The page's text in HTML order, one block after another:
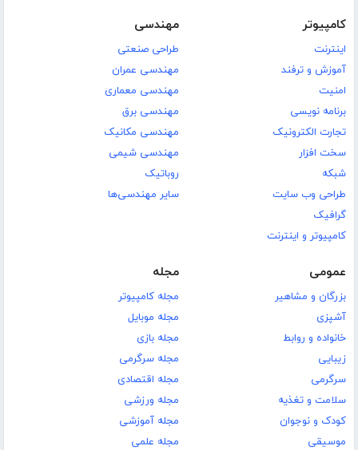
کامپیوتر
اینترنت
آموزش و ترفند
امنیت
برنامه نویسی
تجارت الکترونیک
سخت افزار
شبکه
طراحی وب سایت
گرافیک
کامپیوتر و اینترنت
مهندسی
طراحی صنعتی
مهندسی عمران
مهندسی معماری
مهندسی برق
مهندسی مکانیک
مهندسی شیمی
روباتیک
سایر مهندسی‌ها
عمومی
بزرگان و مشاهیر
آشپزی
خانواده و روابط
زیبایی
سرگرمی
سلامت و تغذیه
کودک و نوجوان
موسیقی
مجله
مجله کامپیوتر
مجله موبایل
مجله بازی
مجله سرگرمی
مجله اقتصادی
مجله ورزشی
مجله آموزشی
مجله علمی